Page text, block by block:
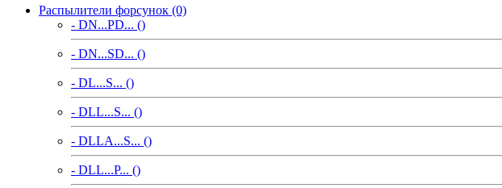
Распылители форсунок (0)
- DN...PD... ()
- DN...SD... ()
- DL...S... ()
- DLL...S... ()
- DLLA...S... ()
- DLL...P... ()